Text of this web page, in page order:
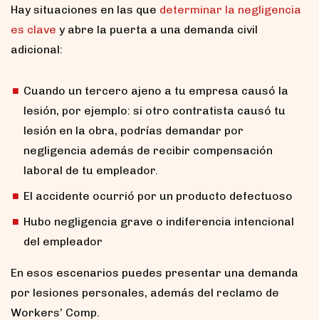
Hay situaciones en las que determinar la negligencia
es clave y abre la puerta a una demanda civil
adicional:
Cuando un tercero ajeno a tu empresa causó la
lesión, por ejemplo: si otro contratista causó tu
lesión en la obra, podrías demandar por
negligencia además de recibir compensación
laboral de tu empleador.
El accidente ocurrió por un producto defectuoso
Hubo negligencia grave o indiferencia intencional
del empleador
En esos escenarios puedes presentar una demanda
por lesiones personales, además del reclamo de
Workers’ Comp.